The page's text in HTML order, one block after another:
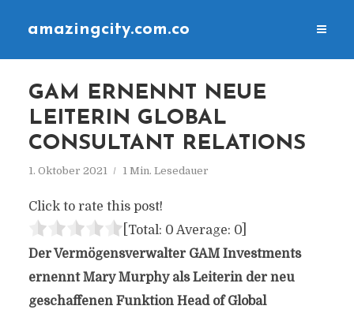
amazingcity.com.co
GAM ERNENNT NEUE
LEITERIN GLOBAL
CONSULTANT RELATIONS
1. Oktober 2021 1 Min. Lesedauer
Click to rate this post!
[Total: 0 Average: 0]
Der Vermögensverwalter GAM Investments
ernennt Mary Murphy als Leiterin der neu
geschaffenen Funktion Head of Global